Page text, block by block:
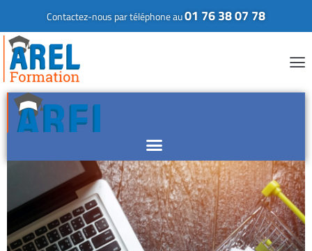
Contactez-nous par téléphone au01 76 38 07 78